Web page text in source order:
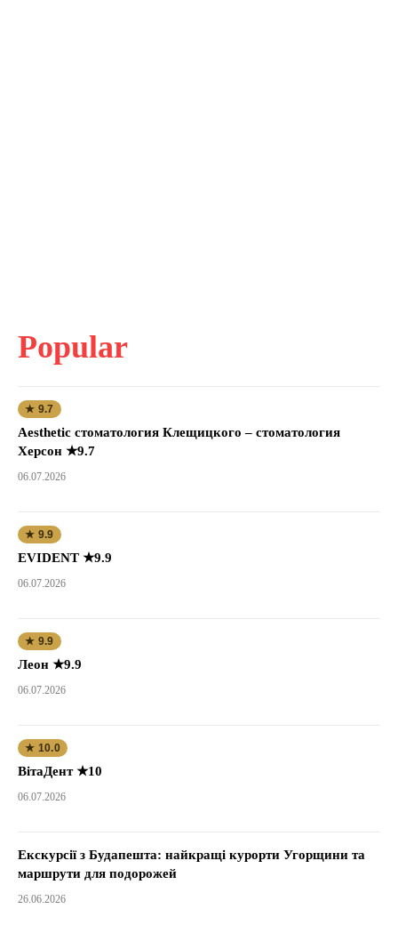
Popular
★ 9.7
Aesthetic стоматология Клещицкого – стоматология
Херсон ★9.7
06.07.2026
★ 9.9
EVIDENT ★9.9
06.07.2026
★ 9.9
Леон ★9.9
06.07.2026
★ 10.0
ВітаДент ★10
06.07.2026
Екскурсії з Будапешта: найкращі курорти Угорщини та
маршрути для подорожей
26.06.2026